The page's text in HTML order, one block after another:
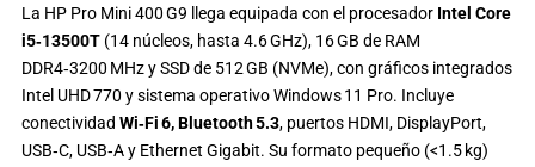
La HP Pro Mini 400 G9 llega equipada con el procesador Intel Core
i5‑13500T (14 núcleos, hasta 4.6 GHz), 16 GB de RAM
DDR4‑3200 MHz y SSD de 512 GB (NVMe), con gráficos integrados
Intel UHD 770 y sistema operativo Windows 11 Pro. Incluye
conectividad Wi‑Fi 6, Bluetooth 5.3, puertos HDMI, DisplayPort,
USB‑C, USB‑A y Ethernet Gigabit. Su formato pequeño (<1.5 kg)